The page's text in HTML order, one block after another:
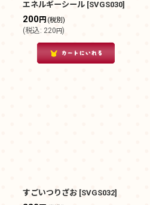
エネルギーシール [SVGS030]
200円 (税別)
(税込: 220円)
すごいつりざお [SVGS032]